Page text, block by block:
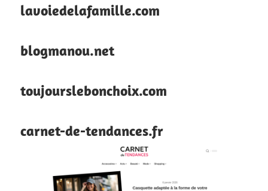
lavoiedelafamille.com
blogmanou.net
toujourslebonchoix.com
carnet-de-tendances.fr